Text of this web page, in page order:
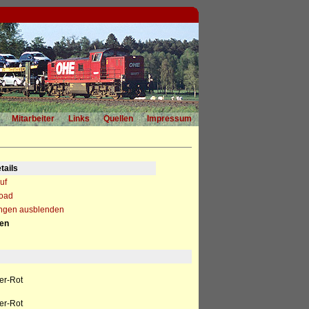
Mitarbeiter Links Quellen
Impressum
ausblenden
Rot
Rot